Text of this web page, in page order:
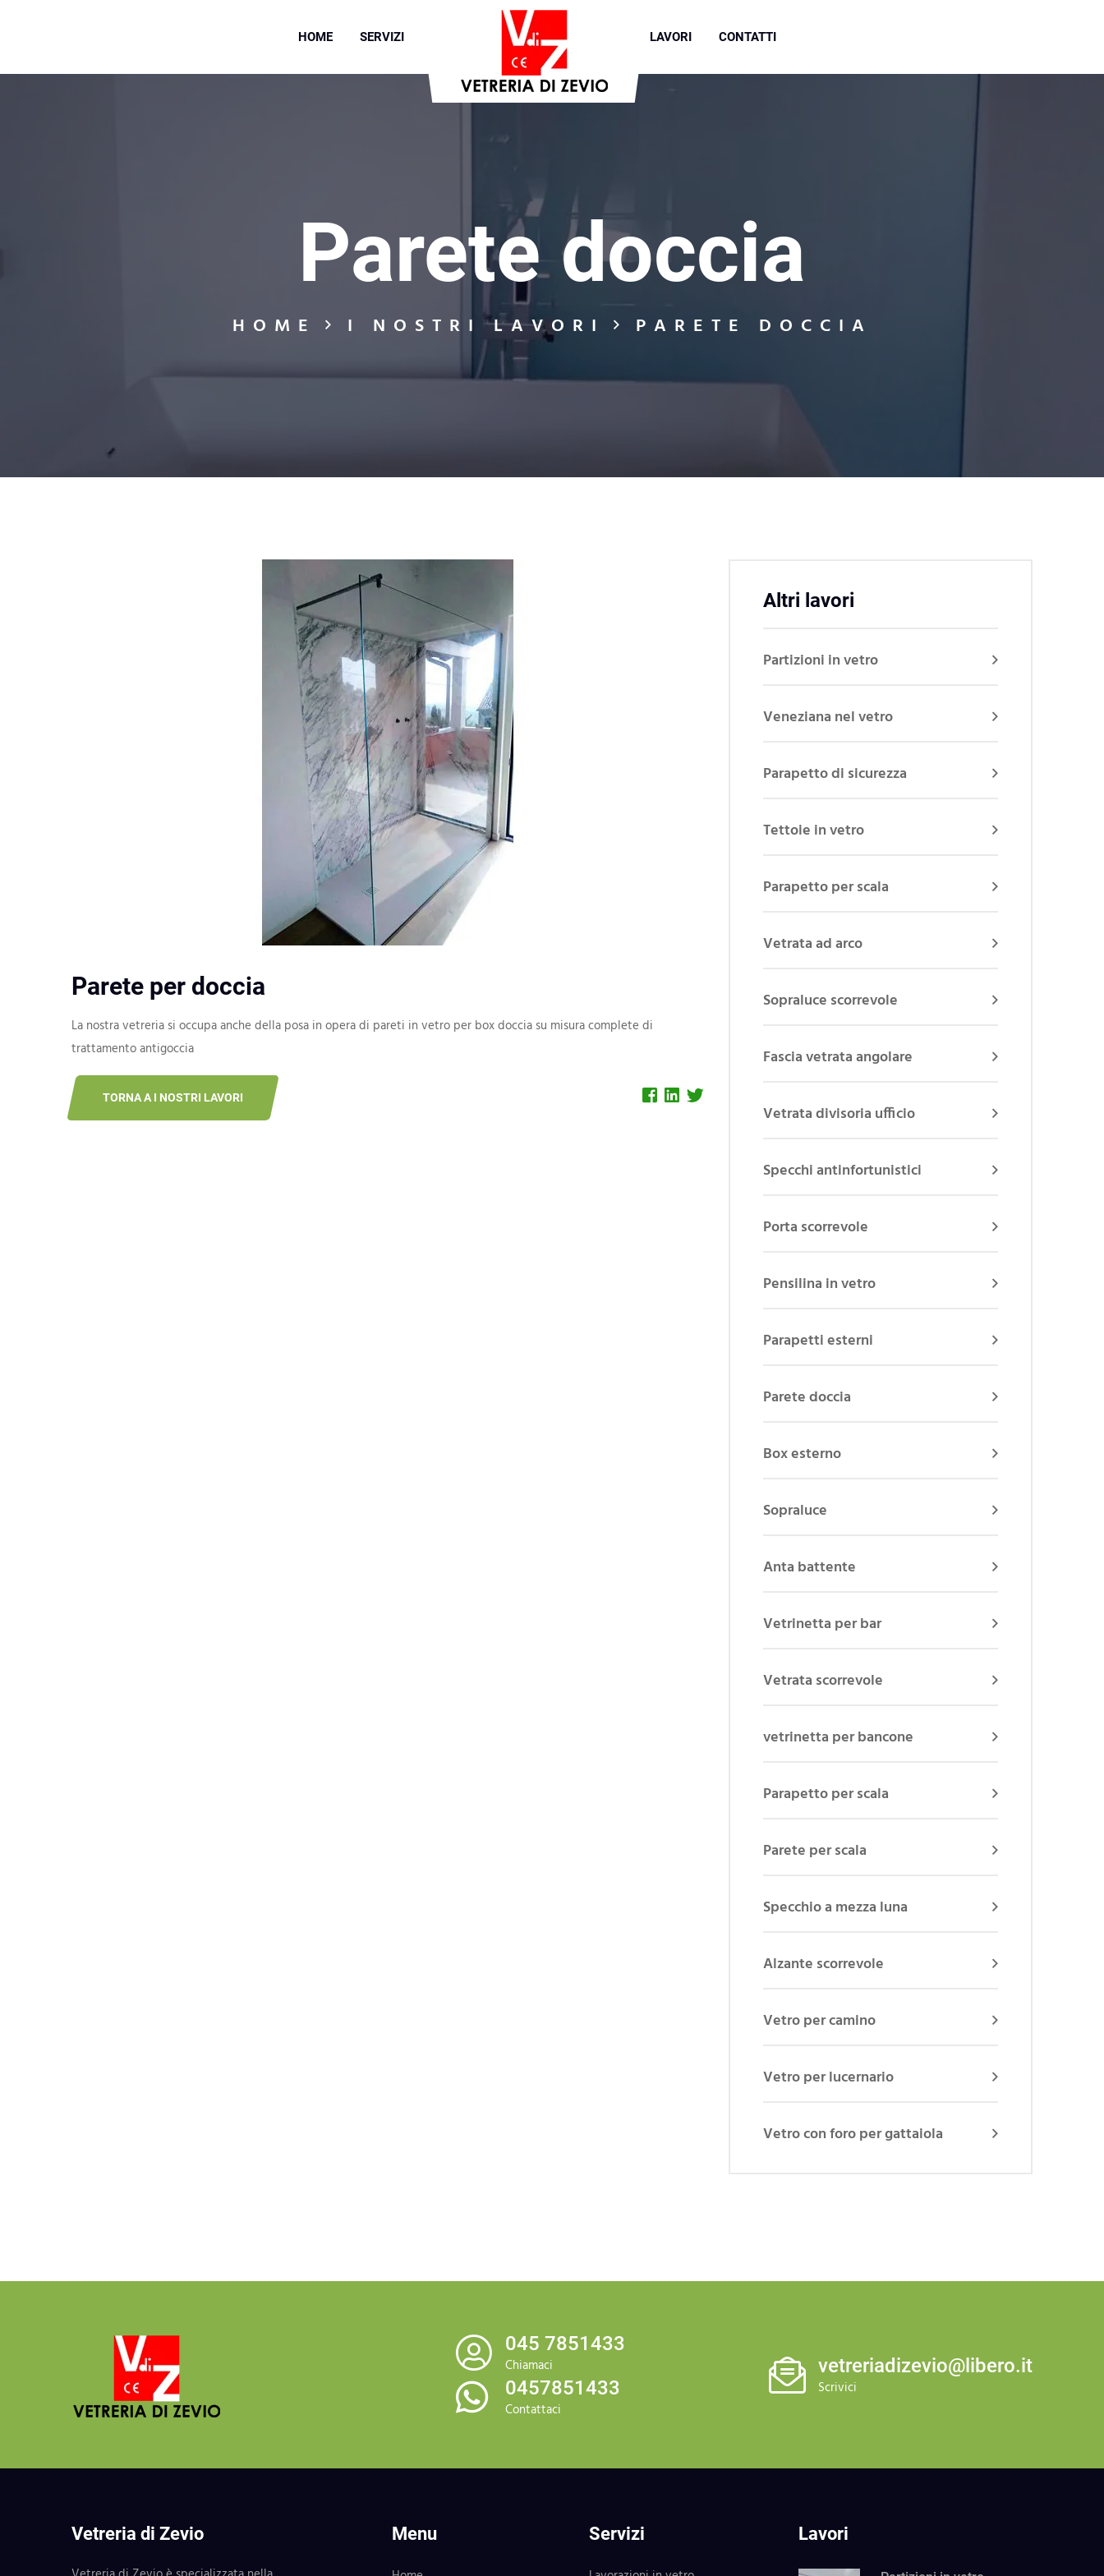
HOME SERVIZI LAVORI CONTATTI
Parete doccia
HOME I NOSTRI LAVORI PARETE DOCCIA
Parete per doccia
La nostra vetreria si occupa anche della posa in opera di pareti in vetro per box doccia su misura complete di
trattamento antigoccia
TORNA A I NOSTRI LAVORI
Altri lavori
Partizioni in vetro
Veneziana nel vetro
Parapetto di sicurezza
Tettoie in vetro
Parapetto per scala
Vetrata ad arco
Sopraluce scorrevole
Fascia vetrata angolare
Vetrata divisoria ufficio
Specchi antinfortunistici
Porta scorrevole
Pensilina in vetro
Parapetti esterni
Parete doccia
Box esterno
Sopraluce
Anta battente
Vetrinetta per bar
Vetrata scorrevole
vetrinetta per bancone
Parapetto per scala
Parete per scala
Specchio a mezza luna
Alzante scorrevole
Vetro per camino
Vetro per lucernario
Vetro con foro per gattaiola
045 7851433
Chiamaci
0457851433
Contattaci
vetreriadizevio@libero.it
Scrivici
Vetreria di Zevio Menu Servizi Lavori